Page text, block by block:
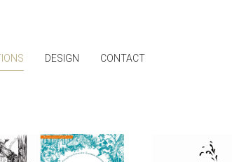
DESIGN CONTACT